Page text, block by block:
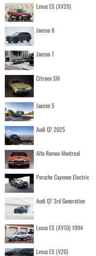
Lexus ES (XV20)
Jaecoo 8
Jaecoo 7
Citroen SM
Jaecoo 5
Audi Q7 2025
Alfa Romeo Montreal
Porsche Cayenne Electric
Audi Q7 3rd Generation
Lexus ES (XV10) 1994
Lexus ES (V20)